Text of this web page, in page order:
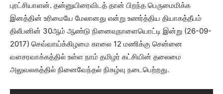
புரட்சியாளன். தன்னுயிரைவிடத் தான் பிறந்த பெருமைமிக்க
இனத்தின் உரிமையே மேலானது என்று உணர்த்திய தியாகத்தீபம்
திலீபனின் 30ஆம் ஆண்டு நினைவுநாளையொட்டி இன்று (26-09-
2017) செவ்வாய்க்கிழமை காலை 12 மணிக்கு சென்னை
வளசரவாக்கத்தில் உள்ள நாம் தமிழர் கட்சியின் தலைமை
அலுவலகத்தில் நினைவேந்தல் நிகழ்வு நடைபெற்றது.